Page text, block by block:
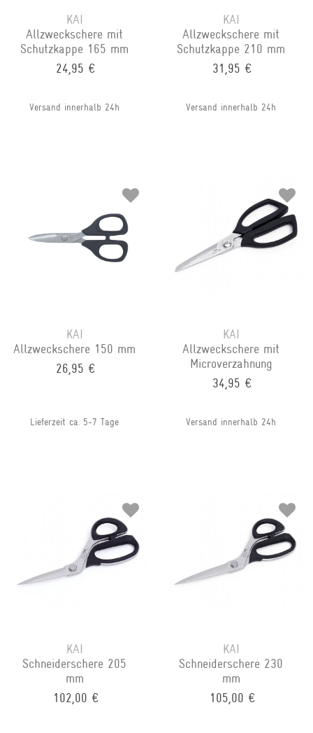
KAI
Allzweckschere mit
Schutzkappe 165 mm
24,95 €
Versand innerhalb 24h
KAI
Allzweckschere mit
Schutzkappe 210 mm
31,95 €
Versand innerhalb 24h
KAI
Allzweckschere 150 mm
26,95 €
Lieferzeit ca. 5-7 Tage
KAI
Allzweckschere mit
Microverzahnung
34,95 €
Versand innerhalb 24h
KAI
Schneiderschere 205
mm
102,00 €
KAI
Schneiderschere 230
mm
105,00 €